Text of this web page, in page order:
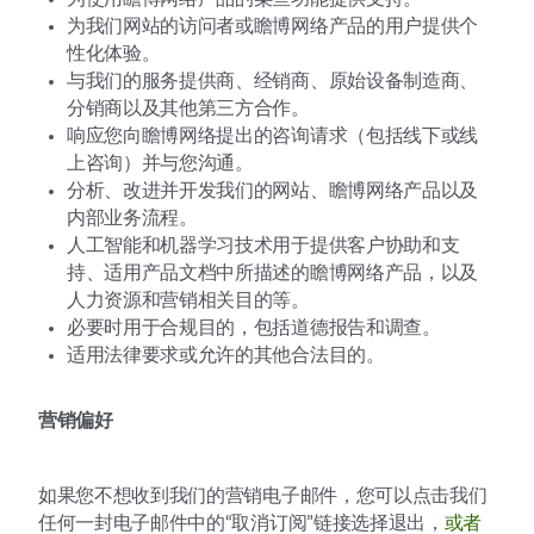
为我们网站的访问者或瞻博网络产品的用户提供个
性化体验。
与我们的服务提供商、经销商、原始设备制造商、
分销商以及其他第三方合作。
响应您向瞻博网络提出的咨询请求（包括线下或线
上咨询）并与您沟通。
分析、改进并开发我们的网站、瞻博网络产品以及
内部业务流程。
人工智能和机器学习技术用于提供客户协助和支
持、适用产品文档中所描述的瞻博网络产品，以及
人力资源和营销相关目的等。
必要时用于合规目的，包括道德报告和调查。
适用法律要求或允许的其他合法目的。
营销偏好
如果您不想收到我们的营销电子邮件，您可以点击我们
任何一封电子邮件中的“取消订阅”链接选择退出， 或者